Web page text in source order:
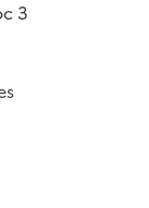
3